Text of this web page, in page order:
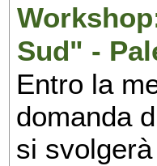
Sud" -
Entro la
domanda
si